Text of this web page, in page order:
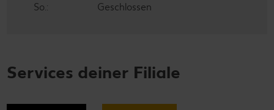
So.:
Geschlossen
Services deiner Filiale